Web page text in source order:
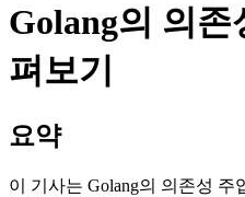
Golang의 의
펴보기
요약
이 기사는 Golang의 의존성